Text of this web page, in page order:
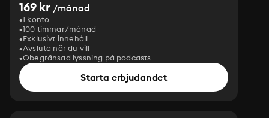
169 kr /månad
1 konto
100 timmar/månad
Exklusivt innehåll
Avsluta när du vill
Obegränsad lyssning på podcasts
Starta erbjudandet